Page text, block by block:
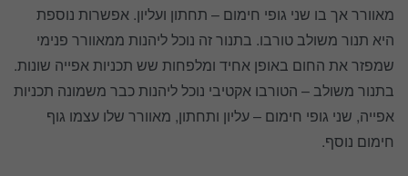
מאוורר אך בו שני גופי חימום – תחתון ועליון. אפשרות נוספת
היא תנור משולב טורבו. בתנור זה נוכל ליהנות ממאוורר פנימי
שמפזר את החום באופן אחיד ומלפחות שש תכניות אפייה שונות.
בתנור משולב – הטורבו אקטיבי נוכל ליהנות כבר משמונה תכניות
אפייה, שני גופי חימום – עליון ותחתון, מאוורר שלו עצמו גוף
חימום נוסף.